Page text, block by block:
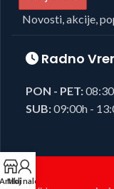
Novosti, akcije,
Radno
PON - PET:
SUB:09:00h -
Artikli
Moj nalog